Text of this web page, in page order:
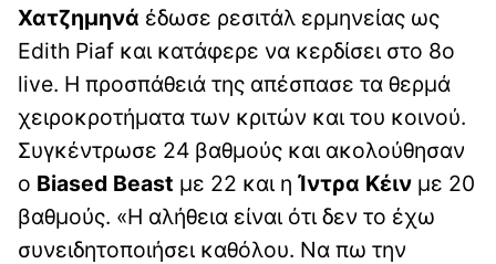
Χατζημηνά έδωσε ρεσιτάλ ερμηνείας ως
Edith Piaf και κατάφερε να κερδίσει στο 8ο
live. Η προσπάθειά της απέσπασε τα θερμά
χειροκροτήματα των κριτών και του κοινού.
Συγκέντρωσε 24 βαθμούς και ακολούθησαν
ο Biased Beast με 22 και η Ίντρα Κέιν με 20
βαθμούς. «Η αλήθεια είναι ότι δεν το έχω
συνειδητοποιήσει καθόλου. Να πω την